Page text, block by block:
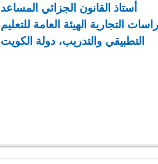
أستاذ القانون الجزائي المساعد
التجارية الهيئة العامة للتعليم
التطبيقي والتدريب، دولة الكويت